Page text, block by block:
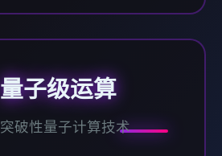
量子级运算
突破性量子计算技术